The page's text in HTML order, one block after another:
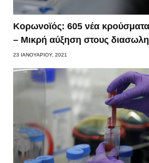
Κορωνοϊός: 605 νέα κρούσματα
– Μικρή αύξηση στους
23 ΙΑΝΟΥΑΡΊΟΥ, 2021